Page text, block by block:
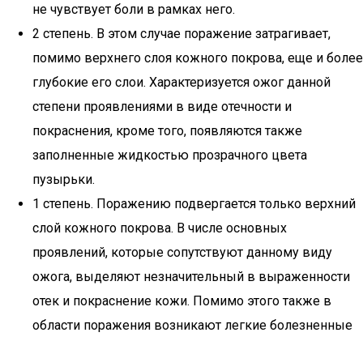
не чувствует боли в рамках него.
2 степень. В этом случае поражение затрагивает,
помимо верхнего слоя кожного покрова, еще и более
глубокие его слои. Характеризуется ожог данной
степени проявлениями в виде отечности и
покраснения, кроме того, появляются также
заполненные жидкостью прозрачного цвета
пузырьки.
1 степень. Поражению подвергается только верхний
слой кожного покрова. В числе основных
проявлений, которые сопутствуют данному виду
ожога, выделяют незначительный в выраженности
отек и покраснение кожи. Помимо этого также в
области поражения возникают легкие болезненные